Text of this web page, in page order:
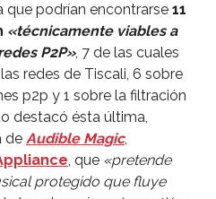
que podrí­an encontrarse 11
«técnicamente viables a
P2P», 7 de las cuales
redes de Tiscali, 6 sobre
p2p y 1 sobre la filtración
destacó ésta última,
de Audible Magic,
, que «pretende
protegido que fluye